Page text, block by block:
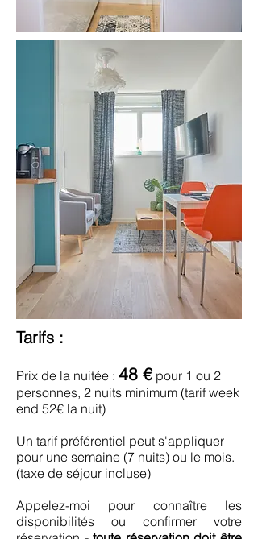
Tarifs :
Prix de la nuitée : 48 € pour 1 ou 2
personnes, 2 nuits minimum (tarif week
end 52€ la nuit)
Un tarif préférentiel peut s'appliquer
pour une semaine (7 nuits) ou le mois.
(taxe de séjour incluse)
Appelez-moi pour connaître les
disponibilités ou confirmer votre